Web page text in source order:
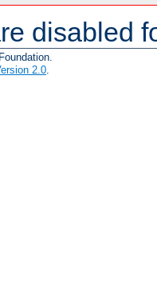
disabled
2.0.